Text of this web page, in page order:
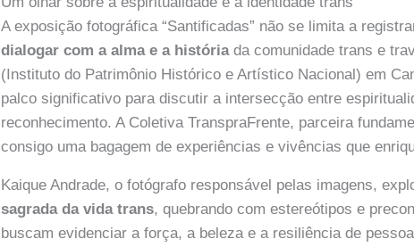
A exposição fotográfica “Santificadas” não se limita a
dialogar com a alma e a históriada comunidade trans e
(Instituto do Patrimônio Histórico e Artístico Nacional) em
palco significativo para discutir a intersecção entre
reconhecimento. A Coletiva TranspraFrente, parceira
consigo uma bagagem de experiências e vivências que
Kaique Andrade, o fotógrafo responsável pelas imagens,
sagrada da vida trans, quebrando com estereótipos e
buscam evidenciar a força, a beleza e a resiliência de